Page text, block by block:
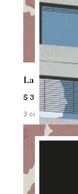
La Mujer
$ 33.500
3 cuotas sin